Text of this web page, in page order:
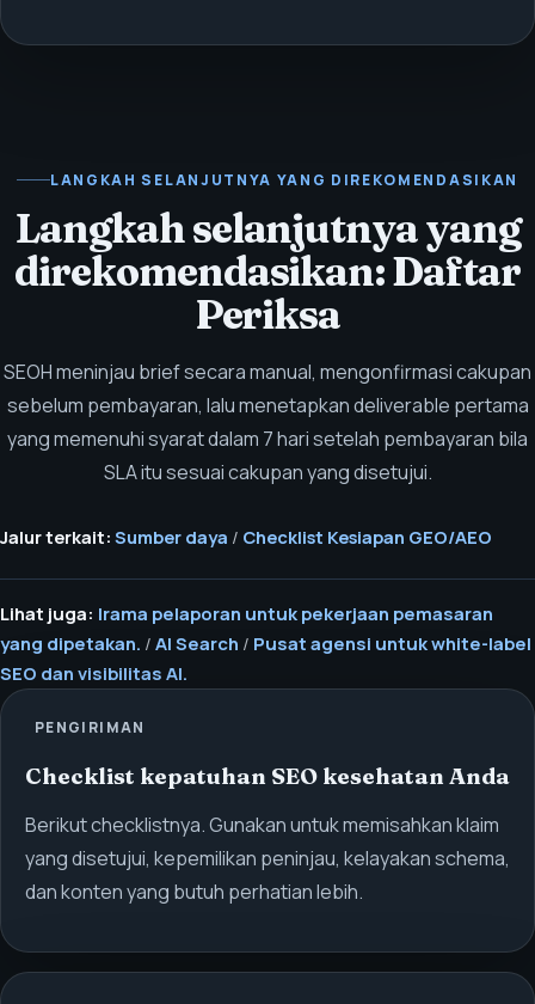
LANGKAH SELANJUTNYA YANG DIREKOMENDASIKAN
Langkah selanjutnya yang
direkomendasikan: Daftar
Periksa
SEOH meninjau brief secara manual, mengonfirmasi cakupan
sebelum pembayaran, lalu menetapkan deliverable pertama
yang memenuhi syarat dalam 7 hari setelah pembayaran bila
SLA itu sesuai cakupan yang disetujui.
Jalur terkait: Sumber daya / Checklist Kesiapan GEO/AEO
Lihat juga: Irama pelaporan untuk pekerjaan pemasaran
yang dipetakan. / AI Search / Pusat agensi untuk white-label
SEO dan visibilitas AI.
PENGIRIMAN
Checklist kepatuhan SEO kesehatan Anda
Berikut checklistnya. Gunakan untuk memisahkan klaim
yang disetujui, kepemilikan peninjau, kelayakan schema,
dan konten yang butuh perhatian lebih.